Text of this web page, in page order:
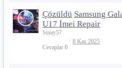
Çözüldü Samsung
U17 İmei Repair
Sinay57
Cevaplar 0
8 Kas 2025